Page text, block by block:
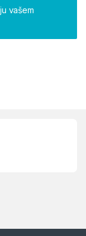
vašem